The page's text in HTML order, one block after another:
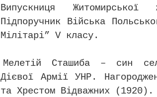
Випускниця Житомирської
Підпоручник Війська
Мілітарі” V класу.
Мелетій Сташиба – син
Дієвої Армії УНР.
та Хрестом Відважних (1920).